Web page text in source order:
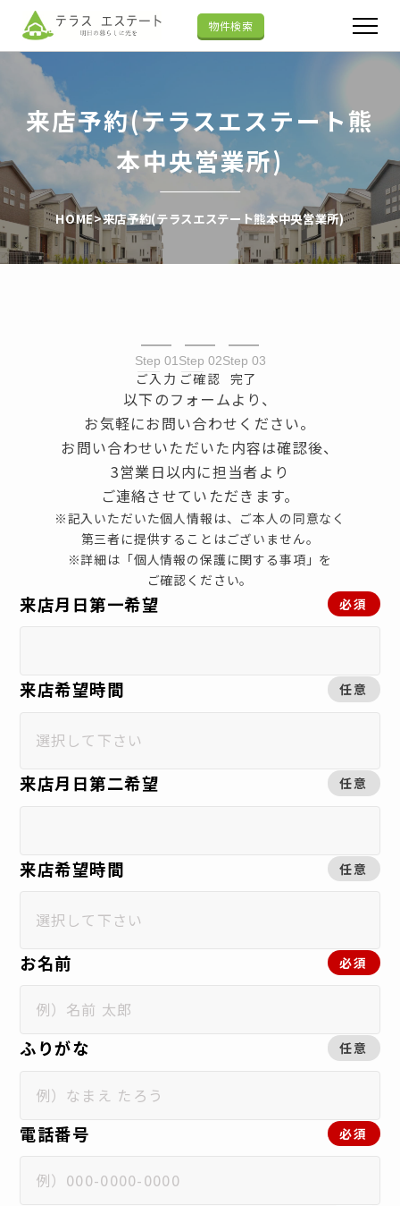
物件検索
来店予約(テラスエステート熊
本中央営業所)
HOME>来店予約(テラスエステート熊本中央営業所)
Step 01
ご入力
Step 02
ご確認
Step 03
完了
以下のフォームより、
お気軽にお問い合わせください。
お問い合わせいただいた内容は確認後、
3営業日以内に担当者より
ご連絡させていただきます。
※記入いただいた個人情報は、ご本人の同意なく
第三者に提供することはございません。
※詳細は「個人情報の保護に関する事項」を
ご確認ください。
必須
来店月日第一希望
任意
来店希望時間
任意
来店月日第二希望
任意
来店希望時間
必須
お名前
任意
ふりがな
必須
電話番号